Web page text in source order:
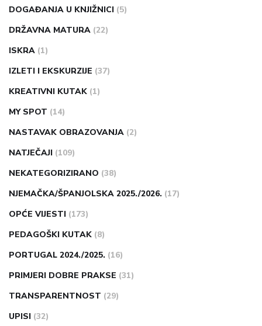
DOGAĐANJA U KNJIŽNICI (5)
DRŽAVNA MATURA (22)
ISKRA (1)
IZLETI I EKSKURZIJE (37)
KREATIVNI KUTAK (1)
MY SPOT (14)
NASTAVAK OBRAZOVANJA (2)
NATJEČAJI (109)
NEKATEGORIZIRANO (38)
NJEMAČKA/ŠPANJOLSKA 2025./2026. (17)
OPĆE VIJESTI (173)
PEDAGOŠKI KUTAK (8)
PORTUGAL 2024./2025. (16)
PRIMJERI DOBRE PRAKSE (31)
TRANSPARENTNOST (29)
UPISI (32)